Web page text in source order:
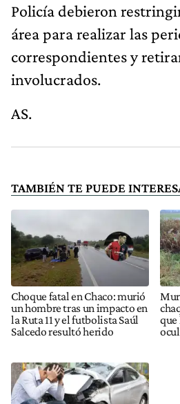
Policía debieron
área para realizar las
correspondientes y
involucrados.
AS.
TAMBIÉN TE PUEDE
Choque fatal en Chaco: murió
un hombre tras un impacto en
la Ruta 11 y el futbolista Saúl
Salcedo resultó herido
que